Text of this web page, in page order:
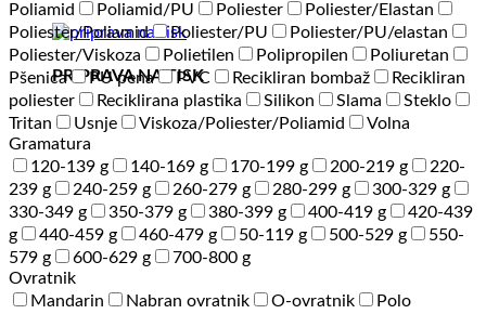
PRIPRAVA NA TISK
Poliamid
Poliamid/PU Poliester
Poliester/Elastan
Poliester/Poliamid
Poliester/PU
Poliester/PU/elastan
Poliester/Viskoza
Polietilen Polipropilen
Poliuretan
Pšenica
PU pena PVC Recikliran bombaž
Recikliran
poliester
Reciklirana plastika Silikon Slama
Steklo
Tritan
Usnje Viskoza/Poliester/Poliamid
Volna
Gramatura
120-139 g
140-169 g 170-199 g 200-219 g
220-
239 g
240-259 g 260-279 g 280-299 g
300-329 g
330-349 g
350-379 g 380-399 g 400-419 g
420-439
g
440-459 g 460-479 g 50-119 g 500-529 g
550-
579 g
600-629 g
700-800 g
Ovratnik
Mandarin
Nabran ovratnik O-ovratnik
Polo